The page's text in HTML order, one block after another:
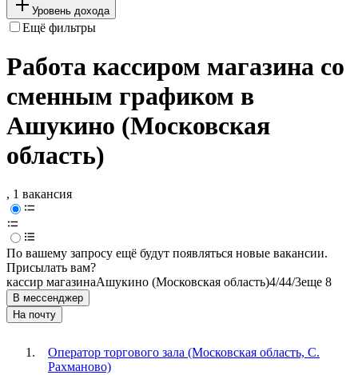
Уровень дохода
Ещё фильтры
Работа кассиром магазина со
сменным графиком в
Ашукино (Московская
область)
, 1 вакансия
По вашему запросу ещё будут появляться новые вакансии.
Присылать вам?
кассир магазинаАшукино (Московская область)4/44/3еще 8
В мессенджер
На почту
Оператор торгового зала (Московская область, С.
Рахманово)